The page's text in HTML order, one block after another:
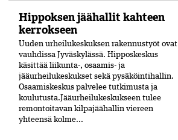
Hippoksen jäähallit kahteen
kerrokseen
Uuden urheilukeskuksen rakennustyöt ovat
vauhdissa Jyväskylässä. Hipposkeskus
käsittää liikunta-, osaamis- ja
jääurheilukeskukset sekä pysäköintihallin.
Osaamiskeskus palvelee tutkimusta ja
koulutusta.Jääurheilukeskukseen tulee
remontoitavan kilpajäähallin viereen
yhteensä kolme...